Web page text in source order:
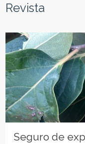
Revista
Seguro de